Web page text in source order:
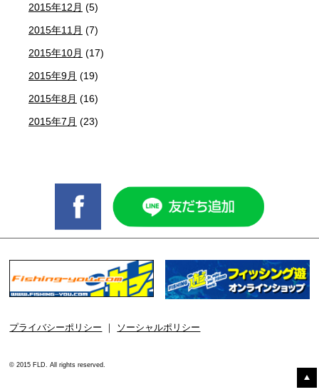
2015年12月 (5)
2015年11月 (7)
2015年10月 (17)
2015年9月 (19)
2015年8月 (16)
2015年7月 (23)
プライバシーポリシー ソーシャルポリシー
© 2015 FLD. All rights reserved.